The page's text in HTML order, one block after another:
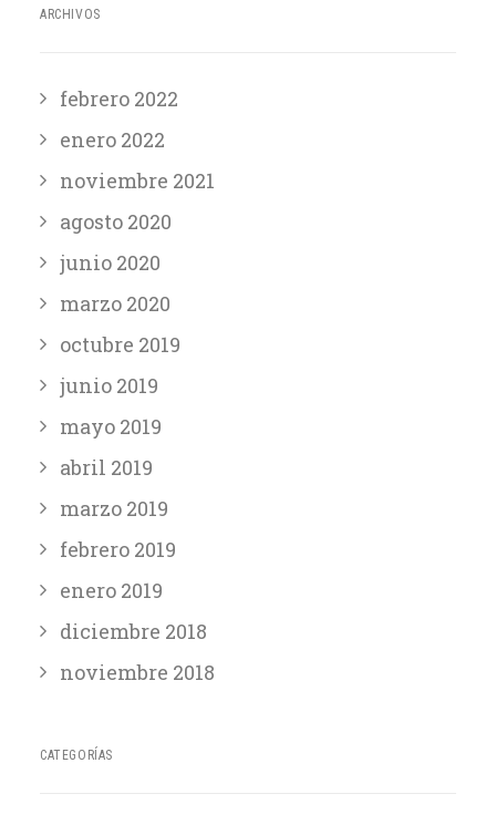
ARCHIVOS
febrero 2022
enero 2022
noviembre 2021
agosto 2020
junio 2020
marzo 2020
octubre 2019
junio 2019
mayo 2019
abril 2019
marzo 2019
febrero 2019
enero 2019
diciembre 2018
noviembre 2018
CATEGORÍAS